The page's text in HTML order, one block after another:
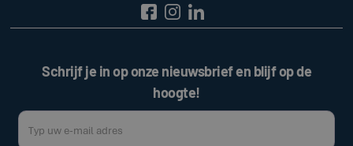
Schrijf je in op onze nieuwsbrief en blijf op de
hoogte!